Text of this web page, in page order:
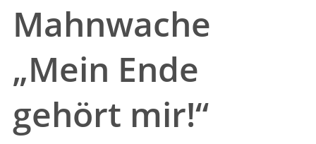
Mahnwache
„Mein Ende
gehört mir!“